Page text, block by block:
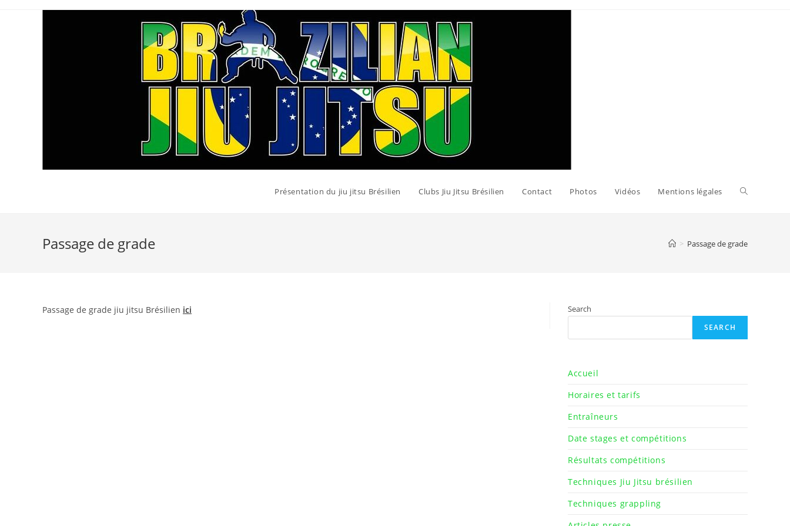
Présentation du jiu jitsu Brésilien Clubs Jiu Jitsu Brésilien Contact Photos Vidéos Mentions légales Toggle
Passage de grade > Passage de grade
Passage de grade jiu jitsu Brésilien ici Search
SEARCH
Accueil
Horaires et tarifs
Entraîneurs
Date stages et compétitions
Résultats compétitions
Techniques Jiu Jitsu brésilien
Techniques grappling